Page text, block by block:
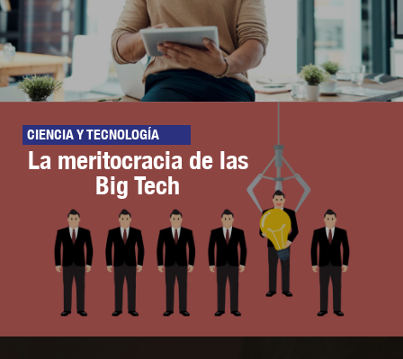
CIENCIA Y TECNOLOGÍA
La meritocracia de las
Big Tech